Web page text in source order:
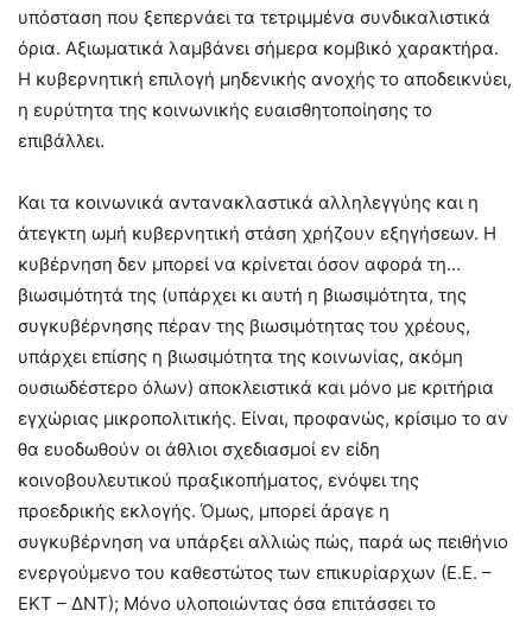
υπόσταση που ξεπερνάει τα τετριμμένα συνδικαλιστικά
όρια. Αξιωματικά λαμβάνει σήμερα κομβικό χαρακτήρα.
Η κυβερνητική επιλογή μηδενικής ανοχής το αποδεικνύει,
η ευρύτητα της κοινωνικής ευαισθητοποίησης το
επιβάλλει.
Και τα κοινωνικά αντανακλαστικά αλληλεγγύης και η
άτεγκτη ωμή κυβερνητική στάση χρήζουν εξηγήσεων. Η
κυβέρνηση δεν μπορεί να κρίνεται όσον αφορά τη…
βιωσιμότητά της (υπάρχει κι αυτή η βιωσιμότητα, της
συγκυβέρνησης πέραν της βιωσιμότητας του χρέους,
υπάρχει επίσης η βιωσιμότητα της κοινωνίας, ακόμη
ουσιωδέστερο όλων) αποκλειστικά και μόνο με κριτήρια
εγχώριας μικροπολιτικής. Είναι, προφανώς, κρίσιμο το αν
θα ευοδωθούν οι άθλιοι σχεδιασμοί εν είδη
κοινοβουλευτικού πραξικοπήματος, ενόψει της
προεδρικής εκλογής. Όμως, μπορεί άραγε η
συγκυβέρνηση να υπάρξει αλλιώς πώς, παρά ως πειθήνιο
ενεργούμενο του καθεστώτος των επικυρίαρχων (Ε.Ε. –
ΕΚΤ – ΔΝΤ); Μόνο υλοποιώντας όσα επιτάσσει το